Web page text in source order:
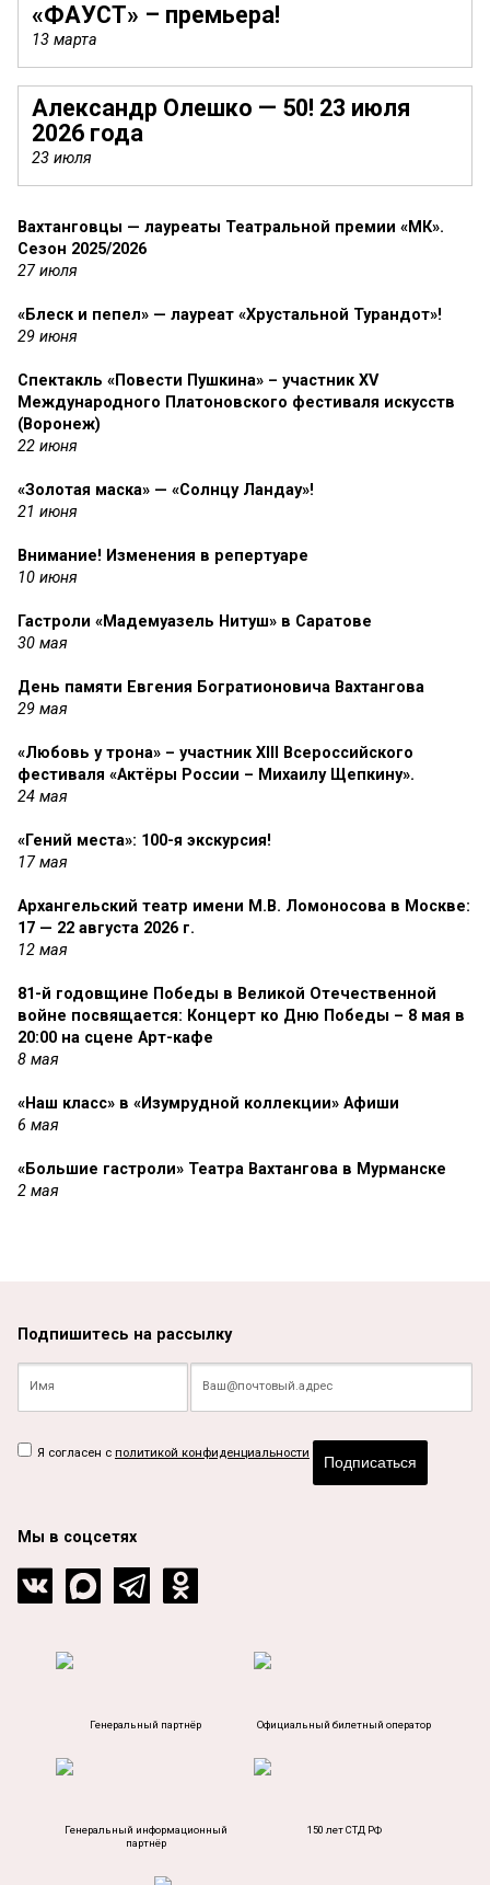
«ФАУСТ» – премьера!
13 марта
Александр Олешко — 50! 23 июля
2026 года
23 июля
Вахтанговцы — лауреаты Театральной премии «МК».
Сезон 2025/2026
27 июля
«Блеск и пепел» — лауреат «Хрустальной Турандот»!
29 июня
Спектакль «Повести Пушкина» – участник XV
Международного Платоновского фестиваля искусств
(Воронеж)
22 июня
«Золотая маска» — «Солнцу Ландау»!
21 июня
Внимание! Изменения в репертуаре
10 июня
Гастроли «Мадемуазель Нитуш» в Саратове
30 мая
День памяти Евгения Богратионовича Вахтангова
29 мая
«Любовь у трона» – участник XIII Всероссийского
фестиваля «Актёры России – Михаилу Щепкину».
24 мая
«Гений места»: 100-я экскурсия!
17 мая
Архангельский театр имени М.В. Ломоносова в Москве:
17 — 22 августа 2026 г.
12 мая
81-й годовщине Победы в Великой Отечественной
войне посвящается: Концерт ко Дню Победы – 8 мая в
20:00 на сцене Арт-кафе
8 мая
«Наш класс» в «Изумрудной коллекции» Афиши
6 мая
«Большие гастроли» Театра Вахтангова в Мурманске
2 мая
Подпишитесь на рассылку
Я согласен с политикой конфиденциальности
Подписаться
Мы в соцсетях
Генеральный партнёр Официальный билетный оператор
Генеральный информационный
партнёр
150 лет СТД РФ